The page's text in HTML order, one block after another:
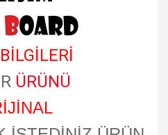
ÜRÜNÜ